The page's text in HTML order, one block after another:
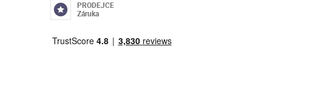
PRODEJCE
Záruka